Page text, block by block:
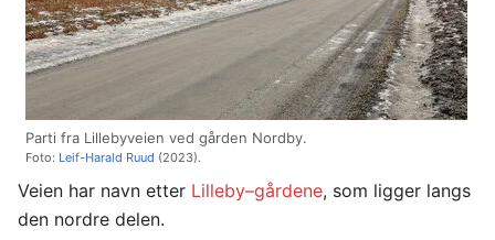
Parti fra Lillebyveien ved gården Nordby.
Foto: Leif-Harald Ruud (2023).
Veien har navn etter Lilleby–gårdene, som ligger langs
den nordre delen.